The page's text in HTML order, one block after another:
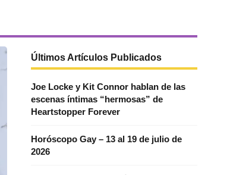
Últimos Artículos Publicados
Joe Locke y Kit Connor hablan de las
escenas íntimas “hermosas” de
Heartstopper Forever
Horóscopo Gay – 13 al 19 de julio de
2026